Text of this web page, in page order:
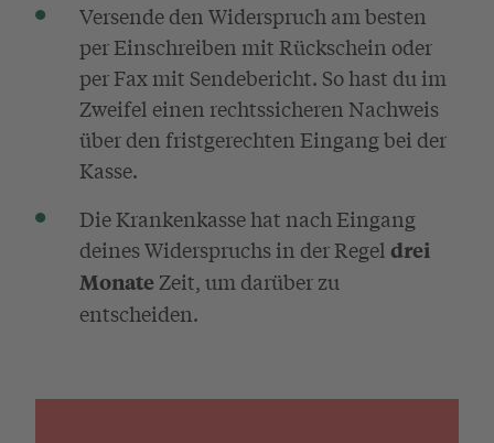
Versende den Widerspruch am besten
per Einschreiben mit Rückschein oder
per Fax mit Sendebericht. So hast du im
Zweifel einen rechtssicheren Nachweis
über den fristgerechten Eingang bei der
Kasse.
Die Krankenkasse hat nach Eingang
deines Widerspruchs in der Regel drei
Monate Zeit, um darüber zu
entscheiden.